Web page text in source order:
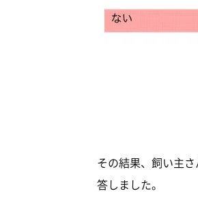
その結果、飼い主
答しました。